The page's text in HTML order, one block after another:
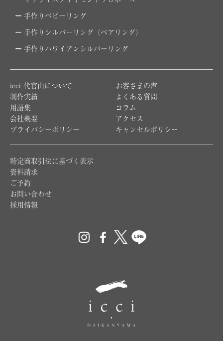
手作りベビーリング
手作りシルバーリング（ペアリング）
手作りハワイアンシルバーリング
icci 代官山について
お客さまの声
制作実績
よくある質問
用語集
コラム
会社概要
アクセス
プライバシーポリシー
キャンセルポリシー
特定商取引法に基づく表示
資料請求
ご予約
お問い合わせ
採用情報